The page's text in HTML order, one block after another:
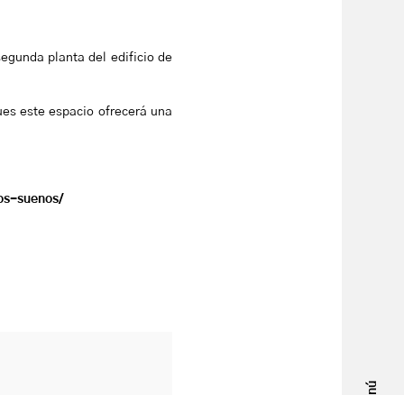
planta del edificio de
este espacio ofrecerá una
suenos/